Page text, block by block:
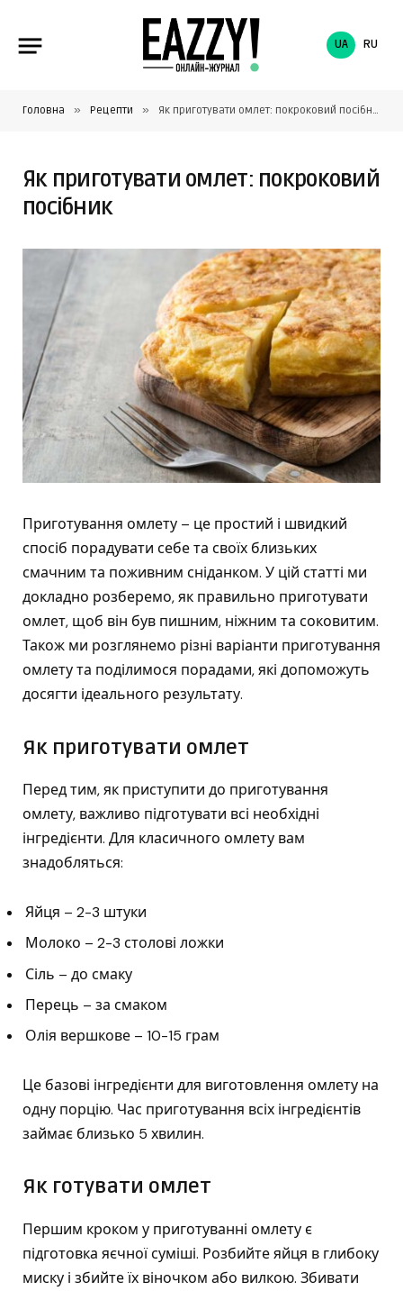
UA RU
Головна » Рецепти » Як приготувати омлет: покроковий посібник
Як приготувати омлет: покроковий
посібник
Приготування омлету – це простий і швидкий
спосіб порадувати себе та своїх близьких
смачним та поживним сніданком. У цій статті ми
докладно розберемо, як правильно приготувати
омлет, щоб він був пишним, ніжним та соковитим.
Також ми розглянемо різні варіанти приготування
омлету та поділимося порадами, які допоможуть
досягти ідеального результату.
Як приготувати омлет
Перед тим, як приступити до приготування
омлету, важливо підготувати всі необхідні
інгредієнти. Для класичного омлету вам
знадобляться:
Яйця – 2-3 штуки
Молоко – 2-3 столові ложки
Сіль – до смаку
Перець – за смаком
Олія вершкове – 10-15 грам
Це базові інгредієнти для виготовлення омлету на
одну порцію. Час приготування всіх інгредієнтів
займає близько 5 хвилин.
Як готувати омлет
Першим кроком у приготуванні омлету є
підготовка яєчної суміші. Розбийте яйця в глибоку
миску і збийте їх віночком або вилкою. Збивати